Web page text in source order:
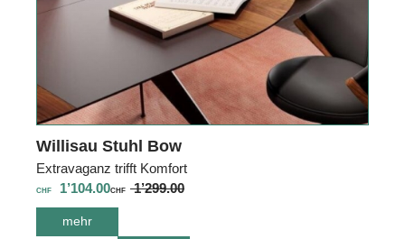
Willisau Stuhl Bow
Extravaganz trifft Komfort
CHF 1’104.00CHF 1’299.00
mehr